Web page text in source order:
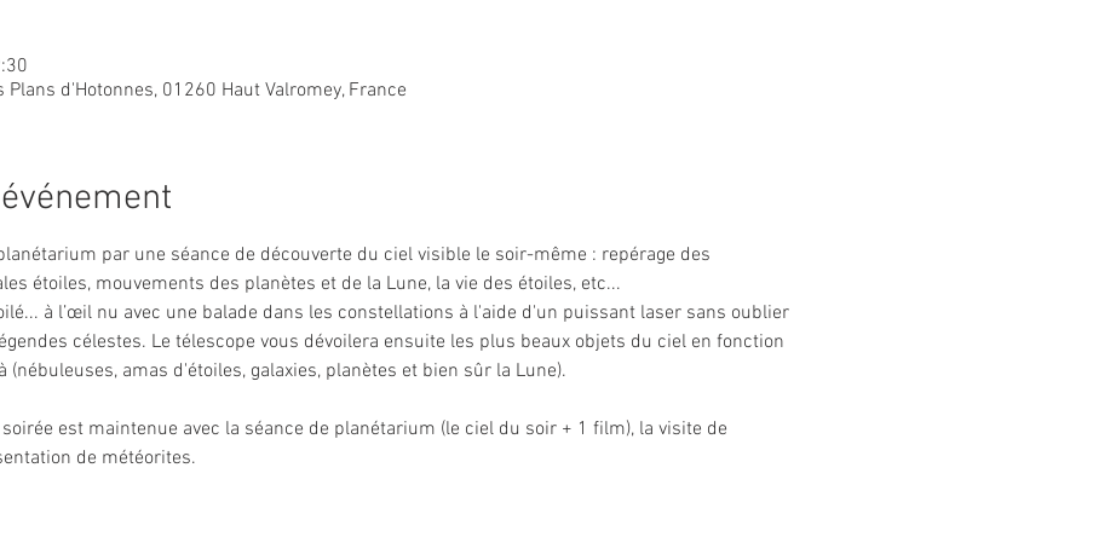
Plans d'Hotonnes, 01260 Haut Valromey, France
par une séance de découverte du ciel visible le soir-même : repérage des
étoiles, mouvements des planètes et de la Lune, la vie des étoiles, etc...
à l’œil nu avec une balade dans les constellations à l'aide d'un puissant laser sans oublier
célestes. Le télescope vous dévoilera ensuite les plus beaux objets du ciel en fonction
amas d'étoiles, galaxies, planètes et bien sûr la Lune).
est maintenue avec la séance de planétarium (le ciel du soir + 1 film), la visite de
de météorites.